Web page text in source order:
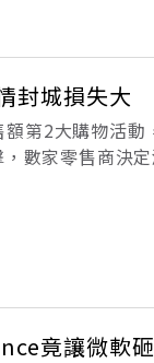
封城損失大
第2大購物活
數家零售商決
竟讓微軟